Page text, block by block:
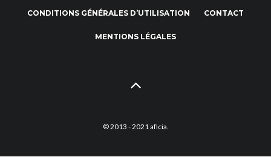
CONDITIONS GÉNÉRALES D’UTILISATION CONTACT
MENTIONS LÉGALES
© 2013 - 2021 aficia.